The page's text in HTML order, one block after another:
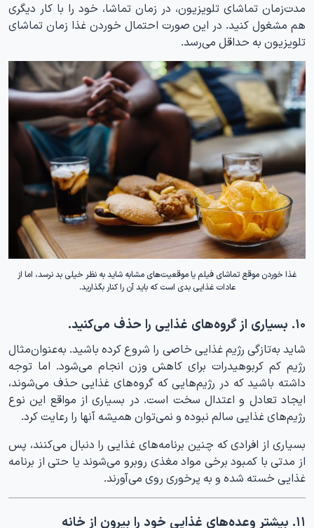
مدت‌زمان تماشای تلویزیون، در زمان تماشا، خود را با کار دیگری
هم مشغول کنید. در این صورت احتمال خوردن غذا زمان تماشای
تلویزیون به حداقل می‌رسد.
غذا خوردن موقع تماشای فیلم یا موقعیت‌های مشابه شاید به نظر خیلی بد نرسد، اما از
عادات غذایی بدی است که باید آن را کنار بگذارید.
۱۰. بسیاری از گروه‌های غذایی را حذف می‌کنید.
شاید به‌تازگی رژیم غذایی خاصی را شروع کرده باشید. به‌عنوان‌مثال
رژیم کم کربوهیدرات برای کاهش وزن انجام می‌شود. اما توجه
داشته باشید که در رژیم‌هایی که گروه‌های غذایی حذف می‌شوند،
ایجاد تعادل و اعتدال سخت است. در بسیاری از مواقع این نوع
رژیم‌های غذایی سالم نبوده و نمی‌توان همیشه آنها را رعایت کرد.
بسیاری از افرادی که چنین برنامه‌های غذایی را دنبال می‌کنند، پس
از مدتی با کمبود برخی مواد مغذی روبرو می‌شوند یا حتی از برنامه
غذایی خسته شده و به پرخوری روی می‌آورند.
۱۱. بیشتر وعده‌های غذایی خود را بیرون از خانه